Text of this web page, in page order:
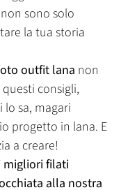
sono solo
la tua storia
outfit lana non
consigli,
sa, magari
progetto in lana. E
a creare!
migliori filati
alla nostra
older?
I am